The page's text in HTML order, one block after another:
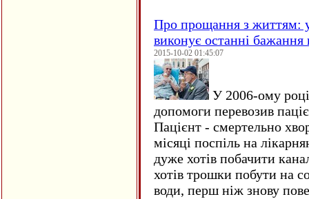
Про прощання з життям:
виконує останні
2015-10-02 01:45:07
У 2006-ому
допомоги перевозив
Пацієнт - смертельно
місяці поспіль на
дуже хотів побачити
хотів трошки побути на
води, перш ніж знову